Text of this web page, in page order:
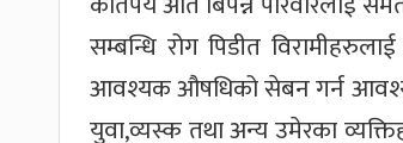
सम्बन्धि रोग पिडीत
आवश्यक औषधिको सेबन गर्न
युवा,व्यस्क तथा अन्य उमेरका